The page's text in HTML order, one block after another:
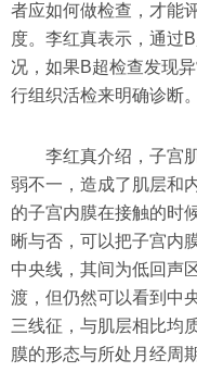
者应如何做检查，才能
度。李红真表示，通过
况，如果B超检查发现
行组织活检来明确诊断。
李红真介绍，子宫
弱不一，造成了肌层和
的子宫内膜在接触的时
晰与否，可以把子宫内
中央线，其间为低回声
渡，但仍然可以看到中
三线征，与肌层相比均
膜的形态与所处月经周